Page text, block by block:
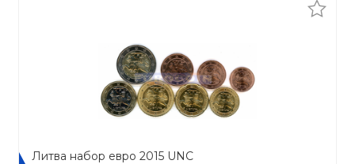
Литва набор евро 2015 UNC